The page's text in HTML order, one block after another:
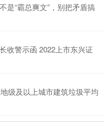
是“霸总爽文”，别把矛盾搞
收警示函 2022上市东兴证
级及以上城市建筑垃圾平均